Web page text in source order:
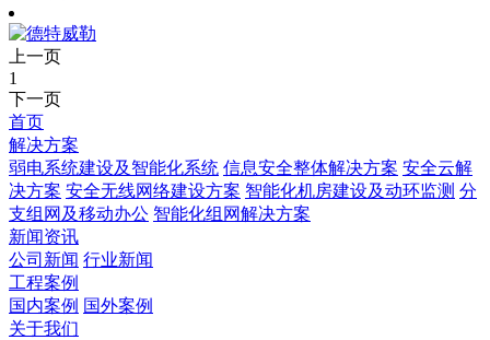
上一页
1
下一页
首页
解决方案
弱电系统建设及智能化系统 信息安全整体解决方案 安全云解
决方案 安全无线网络建设方案 智能化机房建设及动环监测 分
支组网及移动办公 智能化组网解决方案
新闻资讯
公司新闻 行业新闻
工程案例
国内案例 国外案例
关于我们